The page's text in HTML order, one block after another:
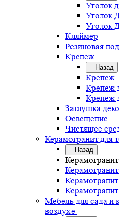
Уголок
Уголок
Уголок
Кляймер
Резиновая
Крепеж
Назад
Крепеж
Крепеж
Крепеж
Заглушка
Освещение
Чистящее
Керамогранит для
Назад
Мебель для сада и
воздухе